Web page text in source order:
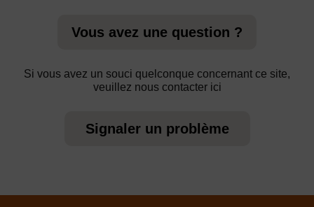
Vous avez une question ?
Si vous avez un souci quelconque concernant ce site,
veuillez nous contacter ici
Signaler un problème